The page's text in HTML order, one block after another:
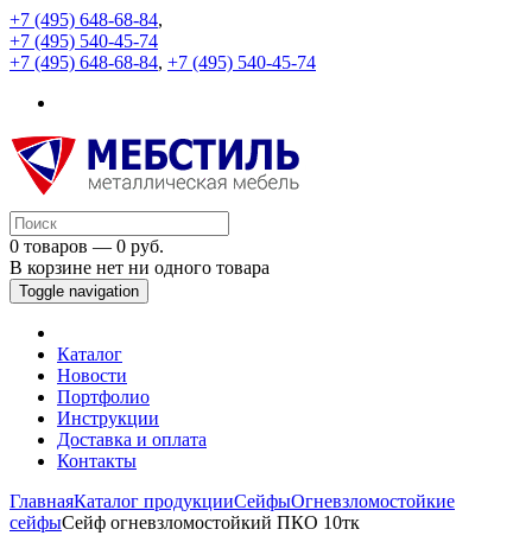
+7 (495) 648-68-84,
+7 (495) 540-45-74
+7 (495) 648-68-84, +7 (495) 540-45-74
0 товаров — 0 руб.
В корзине нет ни одного товара
Toggle navigation
Каталог
Новости
Портфолио
Инструкции
Доставка и оплата
Контакты
ГлавнаяКаталог продукцииСейфыОгневзломостойкие
сейфыСейф огневзломостойкий ПКО 10тк